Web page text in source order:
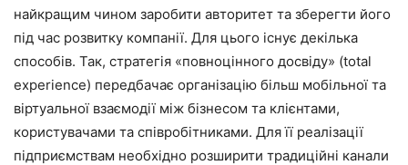
найкращим чином заробити авторитет та зберегти його
під час розвитку компанії. Для цього існує декілька
способів. Так, стратегія «повноцінного досвіду» (total
experience) передбачає організацію більш мобільної та
віртуальної взаємодії між бізнесом та клієнтами,
користувачами та співробітниками. Для її реалізації
підприємствам необхідно розширити традиційні канали